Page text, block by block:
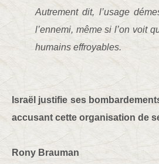
Autrement dit, l’usage
l’ennemi, même si l’on voit
humains effroyables.
Israël justifie ses
accusant cette organisation de
Rony Brauman